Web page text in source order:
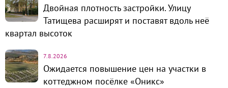
Двойная плотность застройки. Улицу
Татищева расширят и поставят вдоль неё
квартал высоток
7.8.2026
Ожидается повышение цен на участки в
коттеджном посёлке «Оникс»